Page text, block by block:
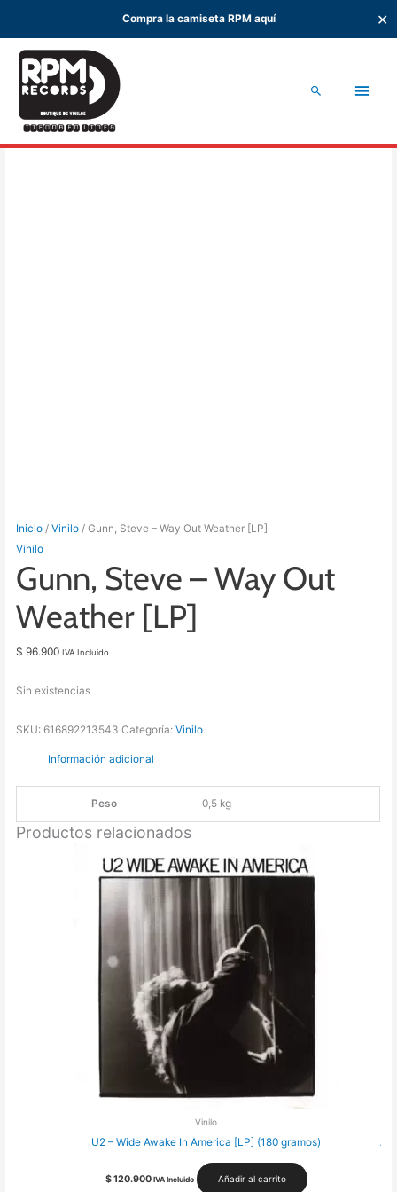
Compra la camiseta RPM aquí ✕
contenido
Buscar
Inicio /Vinilo / Gunn, Steve – Way Out Weather [LP]
Vinilo
Gunn, Steve – Way Out
Weather [LP]
$ 96.900 IVA Incluido
Sin existencias
SKU:616892213543 Categoría:Vinilo
Información adicional
Peso 0,5 kg
Productos relacionados
Vinilo
U2 – Wide Awake In America [LP] (180 gramos)
$120.900 IVA Incluido Añadir al carrito